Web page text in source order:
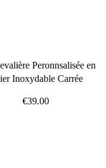
Peronnsalisée en
Inoxydable Carrée
€39.00